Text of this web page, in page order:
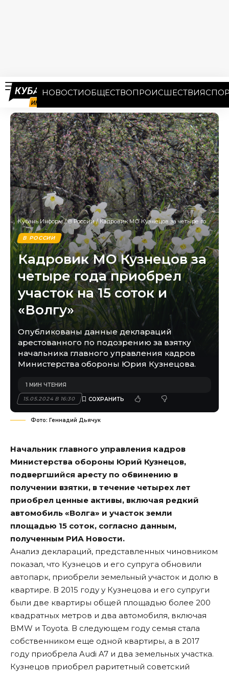
НОВОСТИОБЩЕСТВОПРОИСШЕСТВИЯ
Кубань Информ/В России/ Кадровик МО Кузнецов за четыре года приобрел участок на 15 соток и «Волгу»
В РОССИИ
Кадровик МО Кузнецов за
четыре года приобрел
участок на 15 соток и
«Волгу»
Опубликованы данные деклараций
арестованного по подозрению за взятку
начальника главного управления кадров
Министерства обороны Юрия Кузнецова.
15.05.2024 В 16:30
1 МИН ЧТЕНИЯ
Фото: Геннадий Дьячук
Начальник главного управления кадров
Министерства обороны Юрий Кузнецов,
подвергшийся аресту по обвинению в
получении взятки, в течение четырех лет
приобрел ценные активы, включая редкий
автомобиль «Волга» и участок земли
площадью 15 соток, согласно данным,
полученным РИА Новости.
Анализ деклараций, представленных чиновником
показал, что Кузнецов и его супруга обновили
автопарк, приобрели земельный участок и долю в
квартире. В 2015 году у Кузнецова и его супруги
были две квартиры общей площадью более 200
квадратных метров и два автомобиля, включая
BMW и Toyota. В следующем году семья стала
собственником еще одной квартиры, а в 2017
году приобрела Audi A7 и два земельных участка.
Кузнецов приобрел раритетный советский